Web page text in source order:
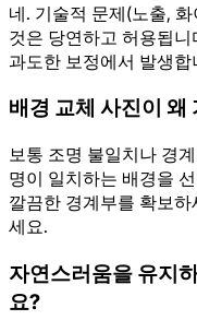
네. 기술적 문제(노출,
것은 당연하고 허용됩
과도한 보정에서 발생합
배경 교체 사진이 왜
보통 조명 불일치나 경
명이 일치하는 배경을
깔끔한 경계부를 확보
세요.
자연스러움을 유지
요?